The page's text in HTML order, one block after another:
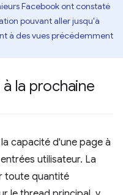
Facebook ont constaté
pouvant aller jusqu'à
à des vues précédemment
la prochaine
capacité d'une page à
utilisateur. La
toute quantité